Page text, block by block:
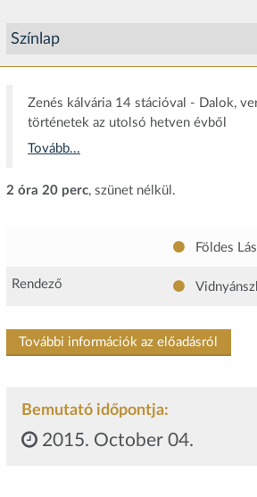
Zenés kálvária 14 stációval - Dalok,
történetek az utolsó hetven évből
Tovább...
2 óra 20 perc, szünet nélkül.
Földes
Rendező
További információk az előadásról
Bemutató időpontja:
2015. October 04.